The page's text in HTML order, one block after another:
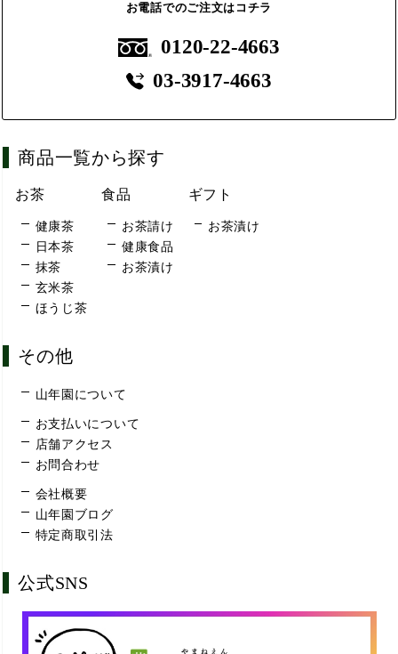
お電話でのご注文はコチラ
0120-22-4663
03-3917-4663
商品一覧から探す
お茶
健康茶
日本茶
抹茶
玄米茶
ほうじ茶
食品
お茶請け
健康食品
お茶漬け
ギフト
お茶漬け
その他
山年園について
お支払いについて
店舗アクセス
お問合わせ
会社概要
山年園ブログ
特定商取引法
公式SNS